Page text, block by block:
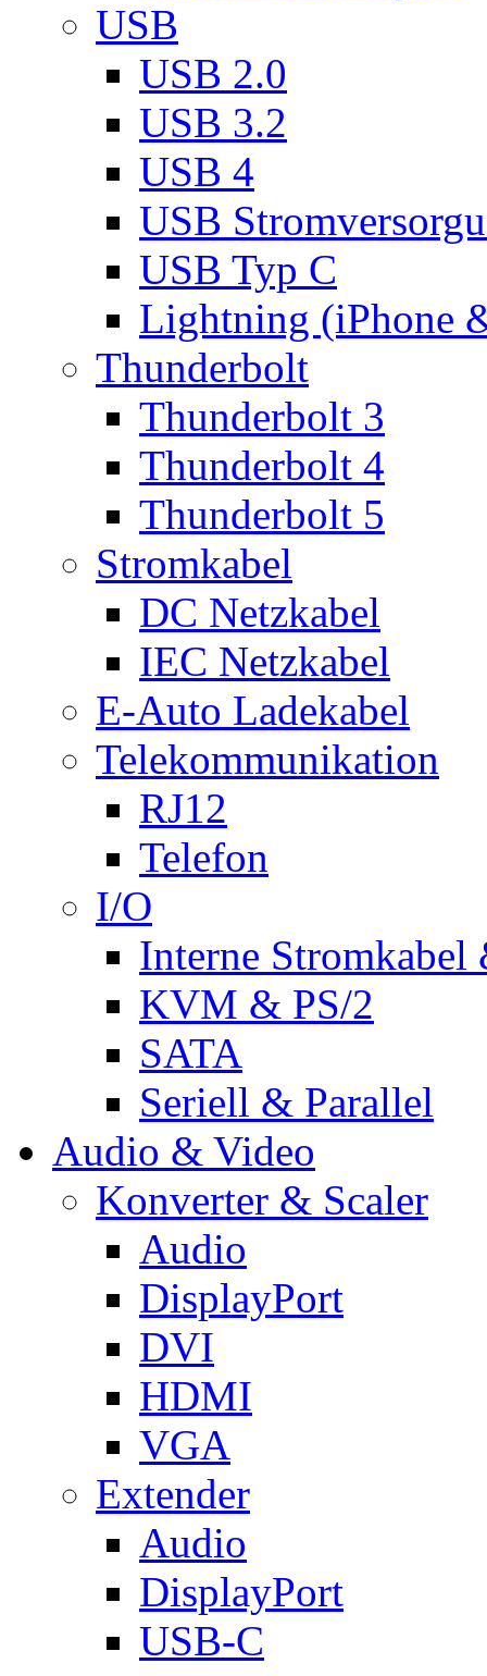
USB
USB 2.0
USB 3.2
USB 4
USB
USB Typ C
Lightning (iPhone
Thunderbolt
Thunderbolt 3
Thunderbolt 4
Thunderbolt 5
Stromkabel
DC Netzkabel
IEC Netzkabel
E-Auto Ladekabel
Telekommunikation
RJ12
Telefon
I/O
Interne Stromkabel
KVM & PS/2
SATA
Seriell & Parallel
Audio & Video
Konverter & Scaler
Audio
DisplayPort
DVI
HDMI
VGA
Extender
Audio
DisplayPort
USB-C